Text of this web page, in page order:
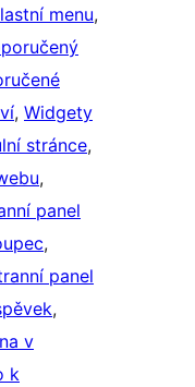
menu
, Widgety
stránce
panel
panel
v
k